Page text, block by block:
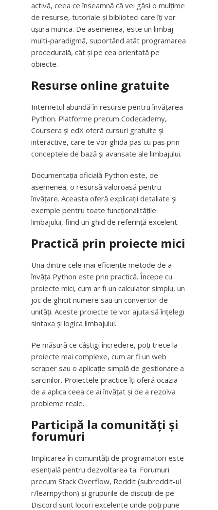
activă, ceea ce înseamnă că vei găsi o mulțime
de resurse, tutoriale și biblioteci care îți vor
ușura munca. De asemenea, este un limbaj
multi-paradigmă, suportând atât programarea
procedurală, cât și pe cea orientată pe
obiecte.
Resurse online gratuite
Internetul abundă în resurse pentru învățarea
Python. Platforme precum Codecademy,
Coursera și edX oferă cursuri gratuite și
interactive, care te vor ghida pas cu pas prin
conceptele de bază și avansate ale limbajului.
Documentația oficială Python este, de
asemenea, o resursă valoroasă pentru
învățare. Aceasta oferă explicații detaliate și
exemple pentru toate funcționalitățile
limbajului, fiind un ghid de referință excelent.
Practică prin proiecte mici
Una dintre cele mai eficiente metode de a
învăța Python este prin practică. Începe cu
proiecte mici, cum ar fi un calculator simplu, un
joc de ghicit numere sau un convertor de
unități. Aceste proiecte te vor ajuta să înțelegi
sintaxa și logica limbajului.
Pe măsură ce câștigi încredere, poți trece la
proiecte mai complexe, cum ar fi un web
scraper sau o aplicație simplă de gestionare a
sarcinilor. Proiectele practice îți oferă ocazia
de a aplica ceea ce ai învățat și de a rezolva
probleme reale.
Participă la comunități și
forumuri
Implicarea în comunități de programatori este
esențială pentru dezvoltarea ta. Forumuri
precum Stack Overflow, Reddit (subreddit-ul
r/learnpython) și grupurile de discuții de pe
Discord sunt locuri excelente unde poți pune